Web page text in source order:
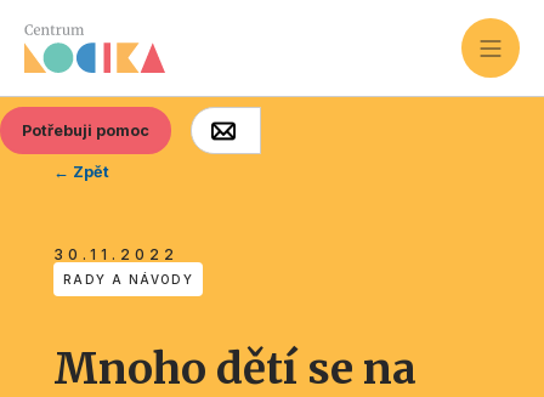
Potřebuji pomoc
← Zpět
30.11.2022
RADY A NÁVODY
Mnoho dětí se na